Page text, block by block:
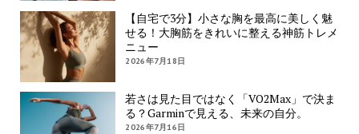
【自宅で3分】小さな胸を最高に美しく魅
せる！大胸筋をきれいに整える神筋トレメ
ニュー
2026年7月18日
若さは見た目ではなく「VO2Max」で決ま
る？Garminで見える、未来の自分。
2026年7月16日